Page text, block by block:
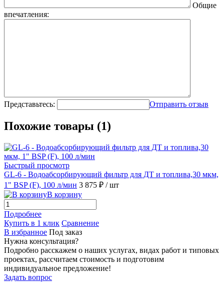
Общие
впечатления:
Представьтесь: Отправить отзыв
Похожие товары (1)
Быстрый просмотр
GL-6 - Водоабсорбирующий фильтр для ДТ и топлива,30 мкм,
1" BSP (F), 100 л/мин 3 875 ₽ / шт
В корзину
Подробнее
Купить в 1 клик Сравнение
В избранное Под заказ
Нужна консультация?
Подробно расскажем о наших услугах, видах работ и типовых
проектах, рассчитаем стоимость и подготовим
индивидуальное предложение!
Задать вопрос